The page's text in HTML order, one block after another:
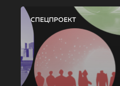
СПЕЦПРОЕКТ